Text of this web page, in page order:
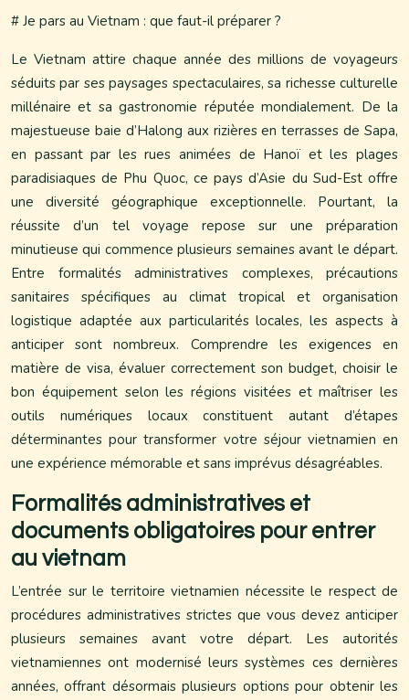
# Je pars au Vietnam : que faut-il préparer ?
Le Vietnam attire chaque année des millions de voyageurs
séduits par ses paysages spectaculaires, sa richesse culturelle
millénaire et sa gastronomie réputée mondialement. De la
majestueuse baie d’Halong aux rizières en terrasses de Sapa,
en passant par les rues animées de Hanoï et les plages
paradisiaques de Phu Quoc, ce pays d’Asie du Sud-Est offre
une diversité géographique exceptionnelle. Pourtant, la
réussite d’un tel voyage repose sur une préparation
minutieuse qui commence plusieurs semaines avant le départ.
Entre formalités administratives complexes, précautions
sanitaires spécifiques au climat tropical et organisation
logistique adaptée aux particularités locales, les aspects à
anticiper sont nombreux. Comprendre les exigences en
matière de visa, évaluer correctement son budget, choisir le
bon équipement selon les régions visitées et maîtriser les
outils numériques locaux constituent autant d’étapes
déterminantes pour transformer votre séjour vietnamien en
une expérience mémorable et sans imprévus désagréables.
Formalités administratives et
documents obligatoires pour entrer
au vietnam
L’entrée sur le territoire vietnamien nécessite le respect de
procédures administratives strictes que vous devez anticiper
plusieurs semaines avant votre départ. Les autorités
vietnamiennes ont modernisé leurs systèmes ces dernières
années, offrant désormais plusieurs options pour obtenir les